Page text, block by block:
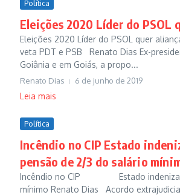
Política
Eleições 2020 Líder do PSOL
Eleições 2020 Líder do PSOL quer
veta PDT e PSB Renato Dias Ex-
Goiânia e em Goiás, a propo...
Renato Dias 6 de junho de 2019
Leia mais
Política
Incêndio no CIP Estado
pensão de 2/3 do salário
Incêndio no CIP Estado indeniza
mínimo Renato Dias Acordo